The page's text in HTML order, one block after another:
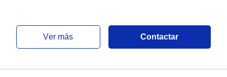
ver más Contactar